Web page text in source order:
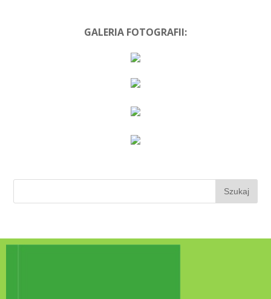
GALERIA FOTOGRAFII: